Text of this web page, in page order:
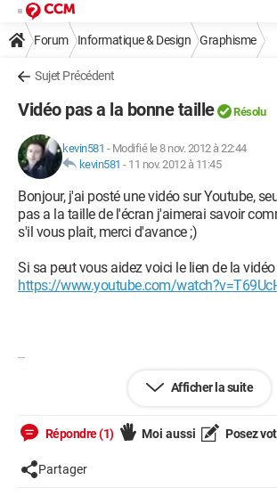
Forum Informatique & Design Graphisme
Sujet Précédent
Vidéo pas a la bonne taille Résolu
kevin581 - Modifié le 8 nov. 2012 à 22:44
kevin581 - 11 nov. 2012 à 11:45
Bonjour, j'ai posté une vidéo sur Youtube,
pas a la taille de l'écran j'aimerai savoir
s'il vous plait, merci d'avance ;)
Si sa peut vous aidez voici le lien de la vidéo
https://www.youtube.com/
--
Chacun s'aide comme il peut
Un peu d'aide fait grand bien
Conseiller est aisé, aider est difficile
Afficher la suite
Répondre (1) Moi aussi Posez
Partager